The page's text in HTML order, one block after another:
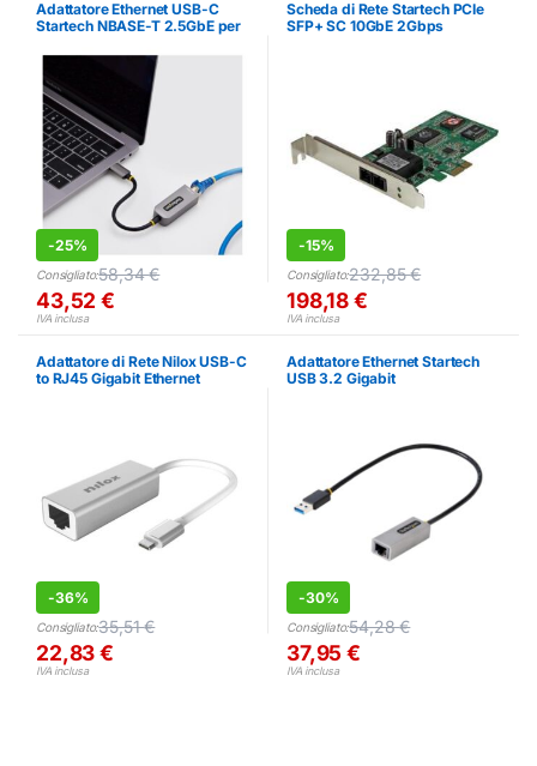
Adattatore Ethernet USB-C
Startech NBASE-T 2.5GbE per
-25%
Consigliato:58,34€
43,52€
IVA inclusa
Scheda di Rete Startech PCIe
SFP+ SC 10GbE 2Gbps
-15%
Consigliato:232,85€
198,18€
IVA inclusa
Adattatore di Rete Nilox USB-C
to RJ45 Gigabit Ethernet
-36%
Consigliato:35,51€
22,83€
IVA inclusa
Adattatore Ethernet Startech
USB 3.2 Gigabit
-30%
Consigliato:54,28€
37,95€
IVA inclusa